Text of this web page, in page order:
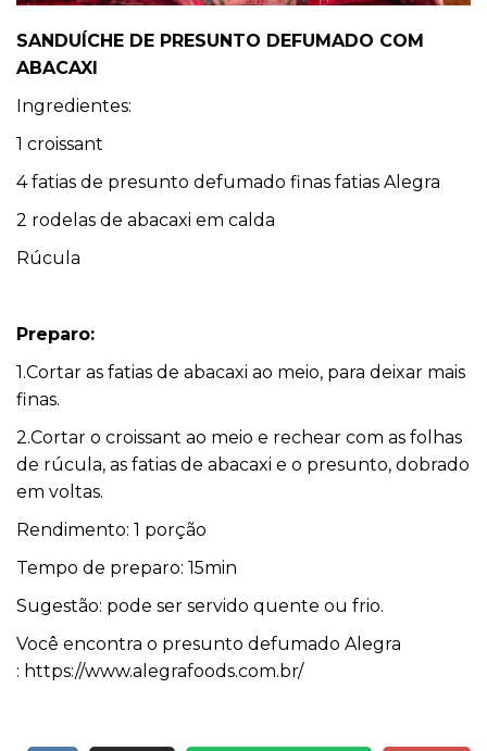
SANDUÍCHE DE PRESUNTO DEFUMADO COM
ABACAXI
Ingredientes:
1 croissant
4 fatias de presunto defumado finas fatias Alegra
2 rodelas de abacaxi em calda
Rúcula
Preparo:
1.Cortar as fatias de abacaxi ao meio, para deixar mais
finas.
2.Cortar o croissant ao meio e rechear com as folhas
de rúcula, as fatias de abacaxi e o presunto, dobrado
em voltas.
Rendimento: 1 porção
Tempo de preparo: 15min
Sugestão: pode ser servido quente ou frio.
Você encontra o presunto defumado Alegra
: https://www.alegrafoods.com.br/